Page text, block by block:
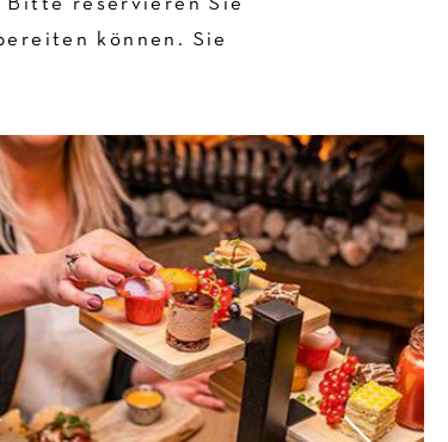
Bitte reservieren Sie
können. Sie